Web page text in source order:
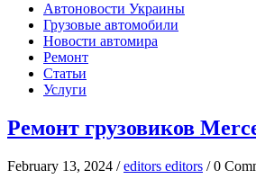
Автоновости Украины
Грузовые автомобили
Новости автомира
Ремонт
Статьи
Услуги
Ремонт грузовиков
February 13, 2024 /editors editors / 0